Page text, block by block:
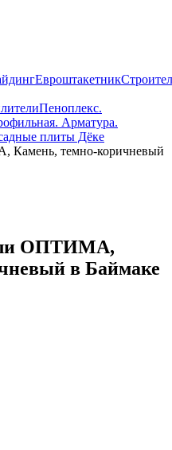
Евроштакетник
Пеноплекс.
Арматура.
плиты Дёке
темно-коричневый
ОПТИМА,
в Баймаке